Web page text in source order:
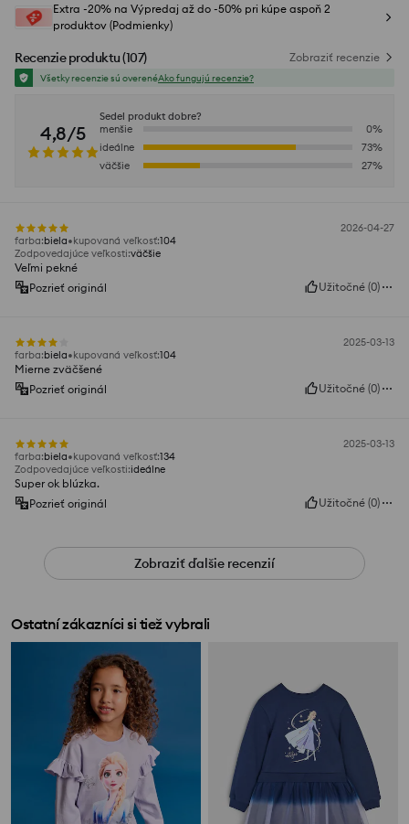
Extra -20% na Výpredaj až do -50% pri kúpe aspoň 2
produktov (Podmienky)
Recenzie produktu(107) Zobraziť recenzie
Všetky recenzie sú overenéAko fungujú recenzie?
4,8/5
Sedel produkt dobre?
menšie
0%
ideálne
73%
väčšie
27%
2026-04-27
farba:biela kupovaná veľkosť:104
Zodpovedajúce veľkosti:väčšie
Veľmi pekné
Pozrieť originál
Užitočné (0)
2025-03-13
farba:biela kupovaná veľkosť:104
Mierne zväčšené
Pozrieť originál
Užitočné (0)
2025-03-13
farba:biela kupovaná veľkosť:134
Zodpovedajúce veľkosti:ideálne
Super ok blúzka.
Pozrieť originál
Užitočné (0)
Zobraziť ďalšie recenzií
Ostatní zákazníci si tiež vybrali